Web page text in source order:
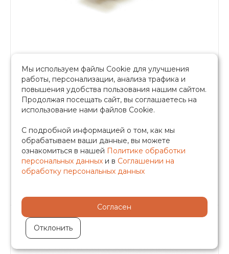
В наличии
Предохранительный клапан, красный
колпачок, 1.5 бар, 1/2" г-ш,BL22MF-K-1.5bar
303.45 руб.
-
+
Мы используем файлы Cookie для улучшения
работы, персонализации, анализа трафика и
повышения удобства пользования нашим сайтом.
Продолжая посещать сайт, вы соглашаетесь на
использование нами файлов Cookie.
С подробной информацией о том, как мы
обрабатываем ваши данные, вы можете
ознакомиться в нашей Политике обработки
персональных данных и в Соглашении на
обработку персональных данных
Согласен
Отклонить